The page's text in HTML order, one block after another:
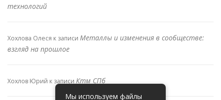
технологий
Хохлова Олеся к записи Металлы и изменения в сообществе:
взгляд на прошлое
Хохлов Юрий к записи Ктм СПб
Мы используем файлы